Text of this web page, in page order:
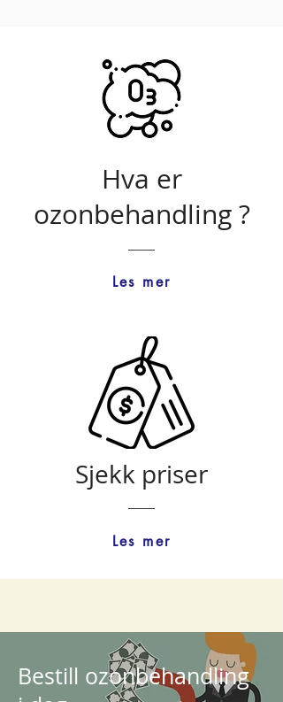
Hva er
ozonbehandling ?
Les mer
Sjekk priser
Les mer
Bestill ozonbehandling